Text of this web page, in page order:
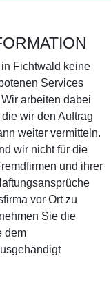
Fichtwald keine
Services
arbeiten dabei
wir den Auftrag
weiter vermitteln.
wir nicht für die
und ihrer
vor Ort zu
Sie die
dem